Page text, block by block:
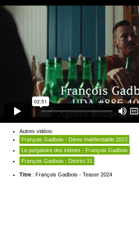
Autres vidéos:
François Gadbois - Démo Indéfendable 2023
Le purgatoire des intimes - François Gadbois
François Gadbois - District 31
Titre : François Gadbois - Teaser 2024